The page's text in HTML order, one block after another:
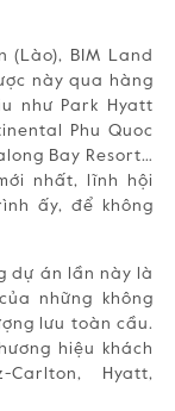
(Lào), BIM Land
này qua hàng
như Park Hyatt
Phu Quoc
Bay Resort…
nhất, lĩnh hội
ấy, để không
dự án lần này là
những không
lưu toàn cầu.
hiệu khách
Hyatt,